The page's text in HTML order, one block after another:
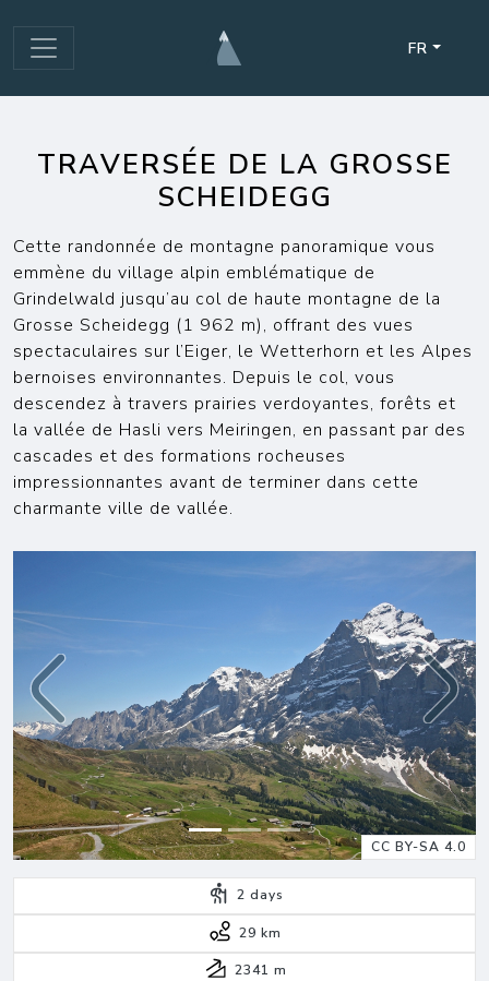
FR
TRAVERSÉE DE LA GROSSE
SCHEIDEGG
Cette randonnée de montagne panoramique vous
emmène du village alpin emblématique de
Grindelwald jusqu’au col de haute montagne de la
Grosse Scheidegg (1 962 m), offrant des vues
spectaculaires sur l’Eiger, le Wetterhorn et les Alpes
bernoises environnantes. Depuis le col, vous
descendez à travers prairies verdoyantes, forêts et
la vallée de Hasli vers Meiringen, en passant par des
cascades et des formations rocheuses
impressionnantes avant de terminer dans cette
charmante ville de vallée.
CC BY-SA 4.0
Previous Next
2 days
29 km
2341 m